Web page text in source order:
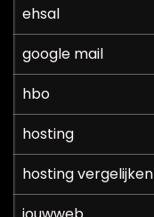
ehsal
google mail
hbo
hosting
hosting vergelijken